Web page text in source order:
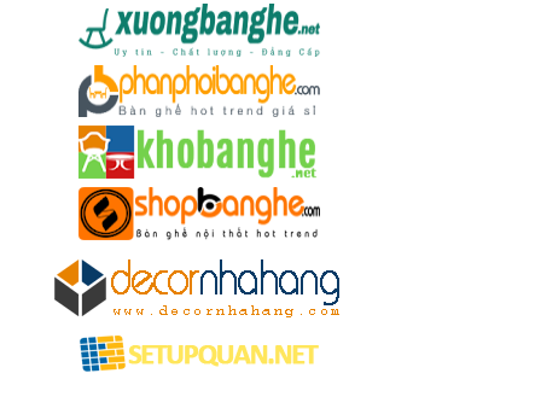
Wishbone
sắt cafe
nhà hàng
GSK065
Bộ bàn ghế
hàng cafe
Bộ bàn ghế